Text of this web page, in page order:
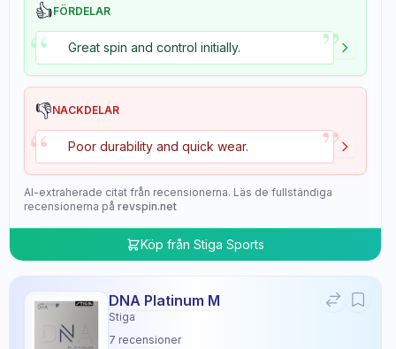
👍FÖRDELAR
“ Great spin and control initially. ”
👎NACKDELAR
“ Poor durability and quick wear. ”
AI-extraherade citat från recensionerna. Läs de fullständiga
recensionerna på revspin.net
Köp från Stiga Sports
DNA Platinum M
Stiga
7 recensioner